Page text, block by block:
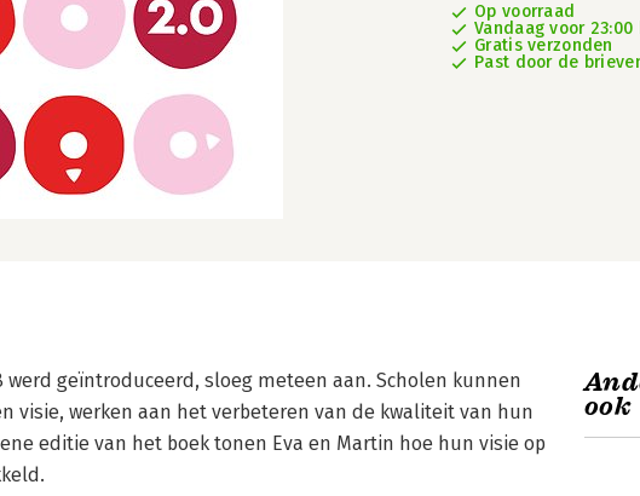
Op voorraad
Vandaag voor
Gratis verzonden
Past door de
werd geïntroduceerd, sloeg meteen aan. Scholen kunnen
visie, werken aan het verbeteren van de kwaliteit van hun
editie van het boek tonen Eva en Martin hoe hun visie op
ook